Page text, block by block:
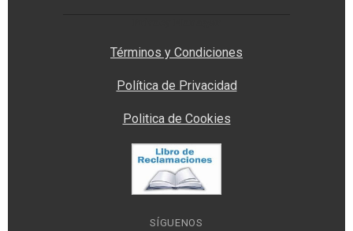
Términos y Condiciones
Política de Privacidad
Politica de Cookies
SÍGUENOS